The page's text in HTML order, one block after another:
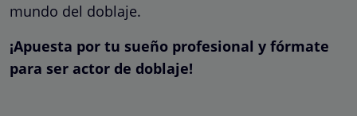
mundo del doblaje.
¡Apuesta por tu sueño profesional y fórmate
para ser actor de doblaje!